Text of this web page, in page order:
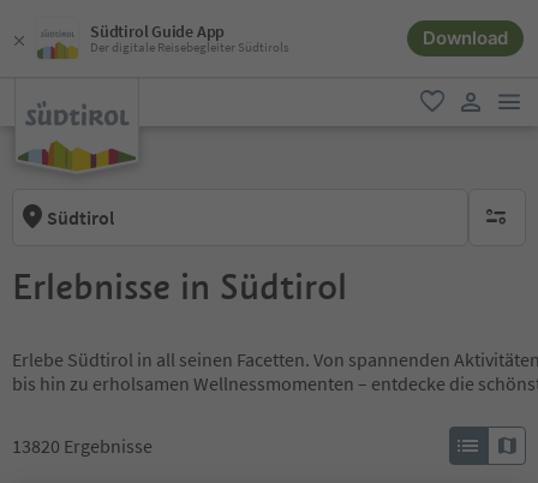
Südtirol Guide App
Der digitale Reisebegleiter Südtirols Download
favorit
Südtirol keine
Erlebnisse in Südtirol
Erlebe Südtirol in all seinen Facetten. Von spannenden
bis hin zu erholsamen Wellnessmomenten – entdecke die
13820 Ergebnisse